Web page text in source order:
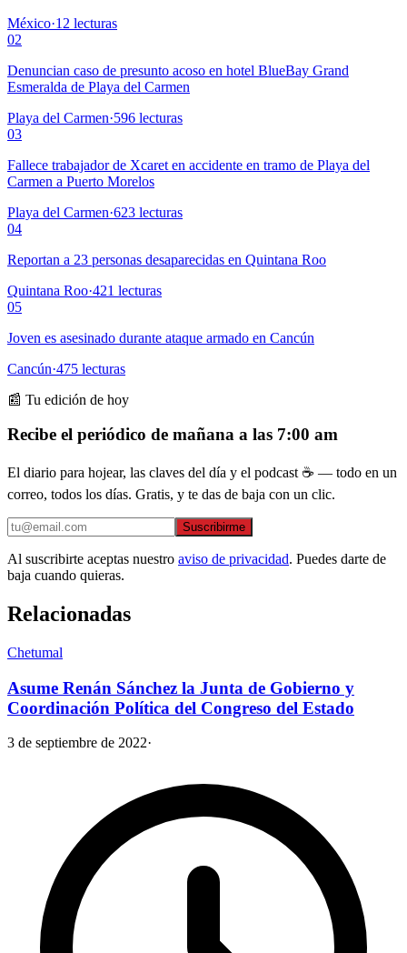
México·12 lecturas
02
Denuncian caso de presunto acoso en hotel BlueBay Grand
Esmeralda de Playa del Carmen
Playa del Carmen·596 lecturas
03
Fallece trabajador de Xcaret en accidente en tramo de Playa del
Carmen a Puerto Morelos
Playa del Carmen·623 lecturas
04
Reportan a 23 personas desaparecidas en Quintana Roo
Quintana Roo·421 lecturas
05
Joven es asesinado durante ataque armado en Cancún
Cancún·475 lecturas
📰 Tu edición de hoy
Recibe el periódico de mañana a las 7:00 am
El diario para hojear, las claves del día y el podcast ☕ — todo en un
correo, todos los días. Gratis, y te das de baja con un clic.
Suscribirme
Al suscribirte aceptas nuestro aviso de privacidad. Puedes darte de
baja cuando quieras.
Relacionadas
Chetumal
Asume Renán Sánchez la Junta de Gobierno y
Coordinación Política del Congreso del Estado
3 de septiembre de 2022·